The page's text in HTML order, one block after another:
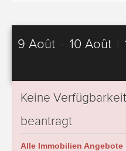
9 Août - 10 Août
Keine
beantragt
Alle Immobilien